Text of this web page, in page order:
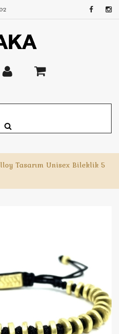
Tasarım Unisex Bileklik 5